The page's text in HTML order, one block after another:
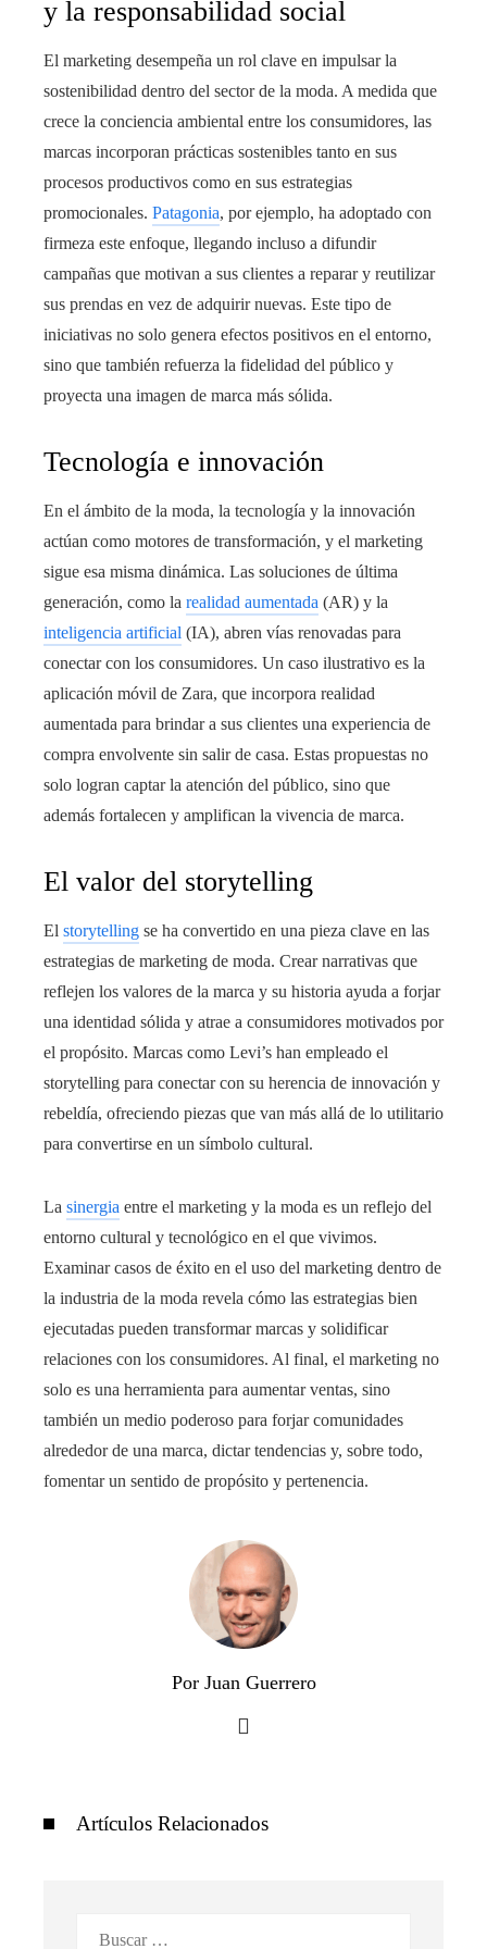
y la responsabilidad social
El marketing desempeña un rol clave en impulsar la
sostenibilidad dentro del sector de la moda. A medida que
crece la conciencia ambiental entre los consumidores, las
marcas incorporan prácticas sostenibles tanto en sus
procesos productivos como en sus estrategias
promocionales. Patagonia, por ejemplo, ha adoptado con
firmeza este enfoque, llegando incluso a difundir
campañas que motivan a sus clientes a reparar y reutilizar
sus prendas en vez de adquirir nuevas. Este tipo de
iniciativas no solo genera efectos positivos en el entorno,
sino que también refuerza la fidelidad del público y
proyecta una imagen de marca más sólida.
Tecnología e innovación
En el ámbito de la moda, la tecnología y la innovación
actúan como motores de transformación, y el marketing
sigue esa misma dinámica. Las soluciones de última
generación, como la realidad aumentada (AR) y la
inteligencia artificial (IA), abren vías renovadas para
conectar con los consumidores. Un caso ilustrativo es la
aplicación móvil de Zara, que incorpora realidad
aumentada para brindar a sus clientes una experiencia de
compra envolvente sin salir de casa. Estas propuestas no
solo logran captar la atención del público, sino que
además fortalecen y amplifican la vivencia de marca.
El valor del storytelling
El storytelling se ha convertido en una pieza clave en las
estrategias de marketing de moda. Crear narrativas que
reflejen los valores de la marca y su historia ayuda a forjar
una identidad sólida y atrae a consumidores motivados por
el propósito. Marcas como Levi’s han empleado el
storytelling para conectar con su herencia de innovación y
rebeldía, ofreciendo piezas que van más allá de lo utilitario
para convertirse en un símbolo cultural.
La sinergia entre el marketing y la moda es un reflejo del
entorno cultural y tecnológico en el que vivimos.
Examinar casos de éxito en el uso del marketing dentro de
la industria de la moda revela cómo las estrategias bien
ejecutadas pueden transformar marcas y solidificar
relaciones con los consumidores. Al final, el marketing no
solo es una herramienta para aumentar ventas, sino
también un medio poderoso para forjar comunidades
alrededor de una marca, dictar tendencias y, sobre todo,
fomentar un sentido de propósito y pertenencia.
Por Juan Guerrero
Artículos Relacionados